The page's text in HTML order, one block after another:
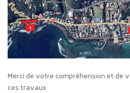
Merci de votre compréhension et de
ces travaux.